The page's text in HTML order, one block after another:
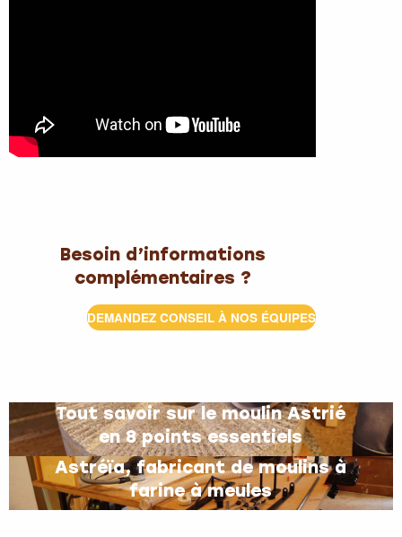
Besoin d’informations
complémentaires ?
DEMANDEZ CONSEIL À NOS ÉQUIPES
Tout savoir sur le moulin Astrié
en 8 points essentiels
Astréïa, fabricant de moulins à
farine à meules